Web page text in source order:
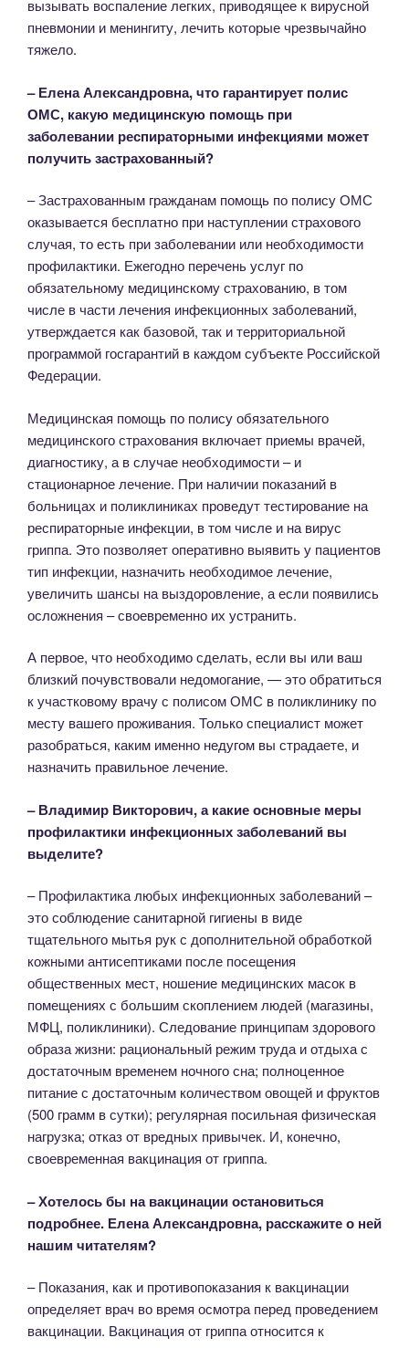
вызывать воспаление легких, приводящее к вирусной
пневмонии и менингиту, лечить которые чрезвычайно
тяжело.
– Елена Александровна, что гарантирует полис
ОМС, какую медицинскую помощь при
заболевании респираторными инфекциями может
получить застрахованный?
– Застрахованным гражданам помощь по полису ОМС
оказывается бесплатно при наступлении страхового
случая, то есть при заболевании или необходимости
профилактики. Ежегодно перечень услуг по
обязательному медицинскому страхованию, в том
числе в части лечения инфекционных заболеваний,
утверждается как базовой, так и территориальной
программой госгарантий в каждом субъекте Российской
Федерации.
Медицинская помощь по полису обязательного
медицинского страхования включает приемы врачей,
диагностику, а в случае необходимости – и
стационарное лечение. При наличии показаний в
больницах и поликлиниках проведут тестирование на
респираторные инфекции, в том числе и на вирус
гриппа. Это позволяет оперативно выявить у пациентов
тип инфекции, назначить необходимое лечение,
увеличить шансы на выздоровление, а если появились
осложнения – своевременно их устранить.
А первое, что необходимо сделать, если вы или ваш
близкий почувствовали недомогание, — это обратиться
к участковому врачу с полисом ОМС в поликлинику по
месту вашего проживания. Только специалист может
разобраться, каким именно недугом вы страдаете, и
назначить правильное лечение.
– Владимир Викторович, а какие основные меры
профилактики инфекционных заболеваний вы
выделите?
– Профилактика любых инфекционных заболеваний –
это соблюдение санитарной гигиены в виде
тщательного мытья рук с дополнительной обработкой
кожными антисептиками после посещения
общественных мест, ношение медицинских масок в
помещениях с большим скоплением людей (магазины,
МФЦ, поликлиники). Следование принципам здорового
образа жизни: рациональный режим труда и отдыха с
достаточным временем ночного сна; полноценное
питание с достаточным количеством овощей и фруктов
(500 грамм в сутки); регулярная посильная физическая
нагрузка; отказ от вредных привычек. И, конечно,
своевременная вакцинация от гриппа.
– Хотелось бы на вакцинации остановиться
подробнее. Елена Александровна, расскажите о ней
нашим читателям?
– Показания, как и противопоказания к вакцинации
определяет врач во время осмотра перед проведением
вакцинации. Вакцинация от гриппа относится к